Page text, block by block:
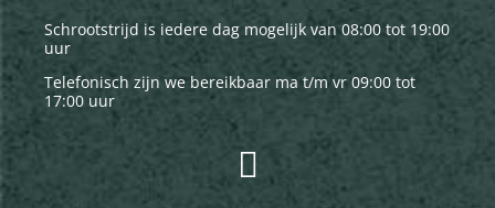
Schrootstrijd is iedere dag mogelijk van 08:00 tot 19:00
uur
Telefonisch zijn we bereikbaar ma t/m vr 09:00 tot
17:00 uur